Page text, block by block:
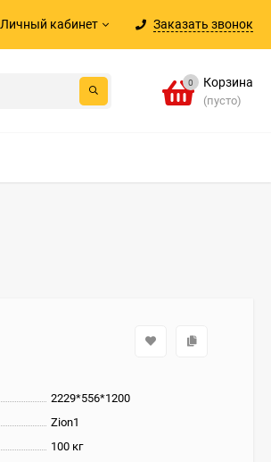
Личный кабинет Заказать звонок
0 Корзина
(пусто)
2229*556*1200
Zion1
100 кг